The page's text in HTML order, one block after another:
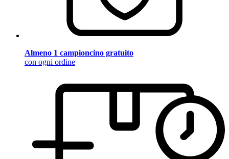
Almeno 1 campioncino gratuito
con ogni ordine